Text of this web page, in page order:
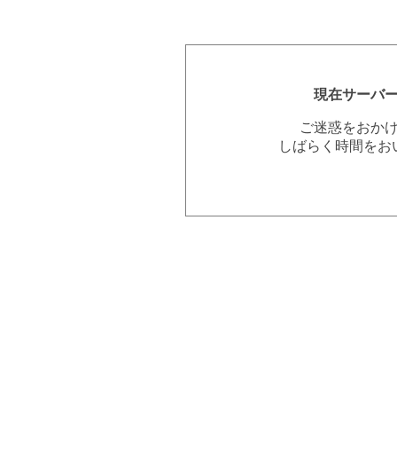
現在サーバ
ご迷惑をおか
しばらく時間を